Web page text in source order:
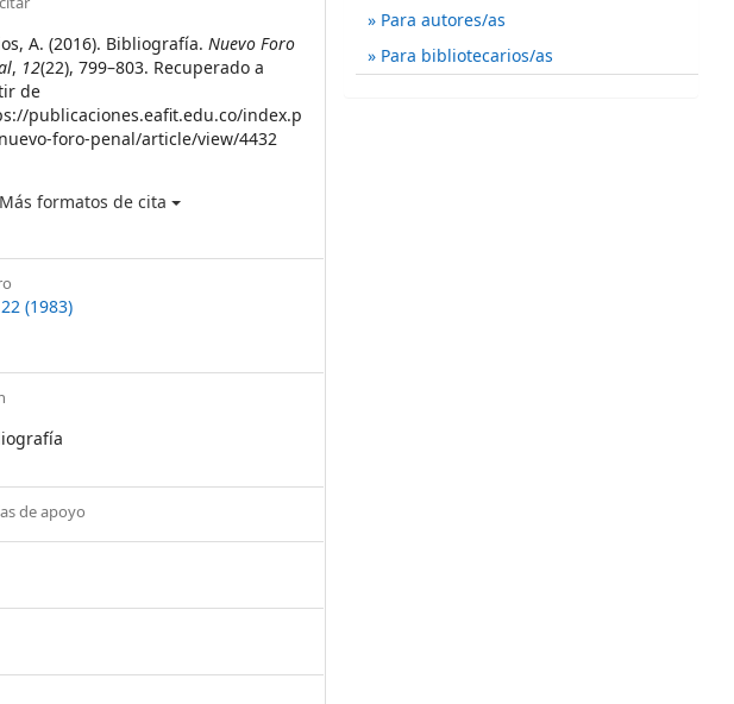
A. (2016). Bibliografía.Nuevo Foro
, 12(22), 799–803. Recuperado a
de
publicaciones.eafit.edu.co/index.p
foro-penal/article/view/4432
Más formatos de cita
(1983)
de apoyo
Para autores/as
Para bibliotecarios/as